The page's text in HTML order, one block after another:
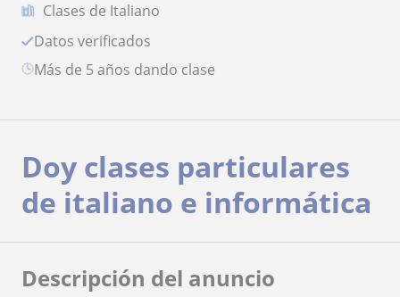
Clases de Italiano
Datos verificados
más de 5 años dando clase
Doy clases particulares
de italiano e informática
Descripción del anuncio